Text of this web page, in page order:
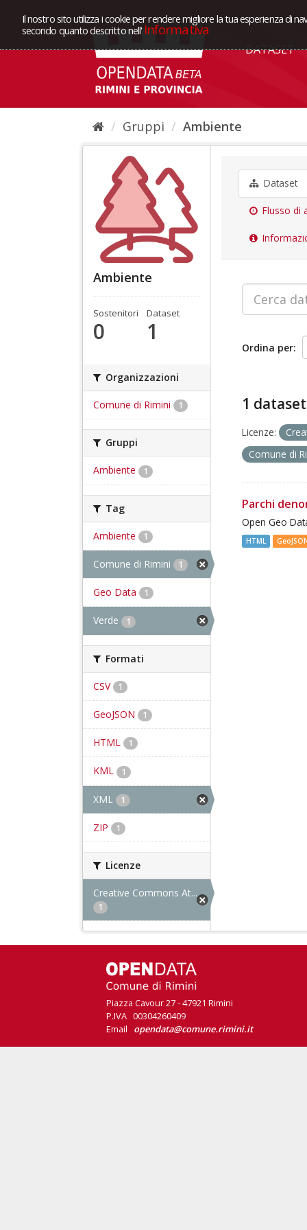
Il nostro sito utilizza i cookie per rendere migliore la tua esperienza di
secondo quanto descritto nell' Informativa
DATASET
Gruppi Ambiente
Ambiente
Sostenitori
0
Dataset
1
Organizzazioni
Comune di Rimini 1
Gruppi
Ambiente 1
Tag
Ambiente 1
Comune di Rimini 1
Geo Data 1
Verde 1
Formati
CSV 1
GeoJSON 1
HTML 1
KML 1
XML 1
ZIP 1
Licenze
Creative Commons At...
1
Dataset
Flusso di
Ordina per
1
Licenze:
Comune di
Parchi
Open Geo
HTML
Piazza Cavour 27 - 47921 Rimini
P.IVA 00304260409
Email opendata@comune.rimini.it